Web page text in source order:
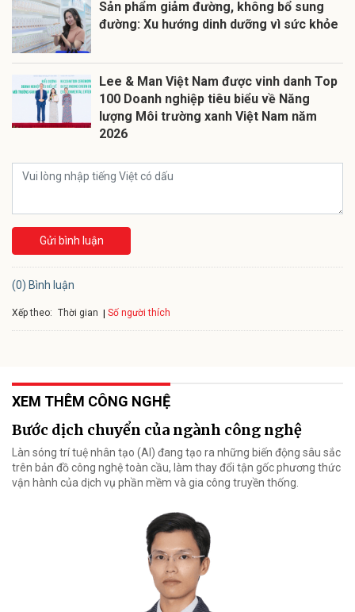
Sản phẩm giảm đường, không bổ sung
đường: Xu hướng dinh dưỡng vì sức khỏe
Lee & Man Việt Nam được vinh danh Top
100 Doanh nghiệp tiêu biểu về Năng
lượng Môi trường xanh Việt Nam năm
2026
Gửi bình luận
(0) Bình luận
Xếp theo: Thời gian Số người thích
XEM THÊM CÔNG NGHỆ
Bước dịch chuyển của ngành công nghệ
Làn sóng trí tuệ nhân tạo (AI) đang tạo ra những biến động sâu sắc
trên bản đồ công nghệ toàn cầu, làm thay đổi tận gốc phương thức
vận hành của dịch vụ phần mềm và gia công truyền thống.